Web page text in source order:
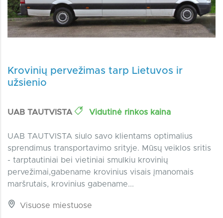
Krovinių pervežimas tarp Lietuvos ir
užsienio
UAB TAUTVISTA Vidutinė rinkos kaina
UAB TAUTVISTA siulo savo klientams optimalius
sprendimus transportavimo srityje. Mūsų veiklos sritis
- tarptautiniai bei vietiniai smulkiu krovinių
pervežimai,gabename krovinius visais įmanomais
maršrutais, krovinius gabename...
Visuose miestuose